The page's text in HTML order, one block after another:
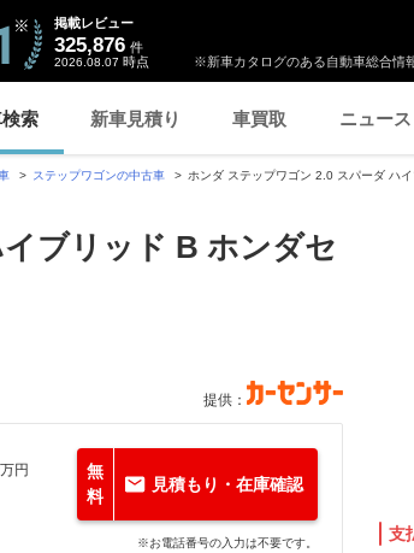
※新車カタログのある自動車総合情
掲載レビュー
325,876 件
2026.08.07 時点
索 新車見積り 車買取 ニュース
ステップワゴンの中古車 ホンダ ステップワゴン 2.0 スパーダ ハ
ブリッド B ホンダセ
提供：
万円
無
料
見積もり・在庫確認
※お電話番号の入力は不要です。 支